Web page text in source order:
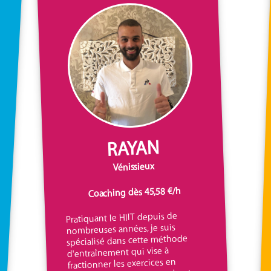
RAYAN
Vénissieux
Coaching dès 45,58 €/h
Pratiquant le HIIT depuis de
nombreuses années, je suis
spécialisé dans cette méthode
d'entraînement qui vise à
fractionner les exercices en